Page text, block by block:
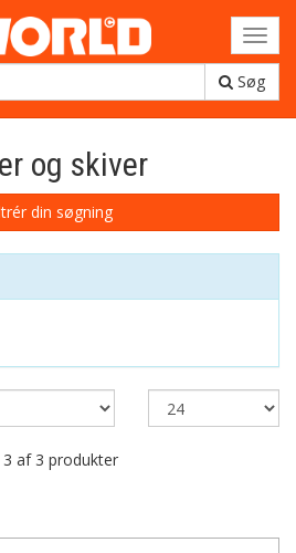
Søg
og skiver
din søgning
3 af 3 produkter